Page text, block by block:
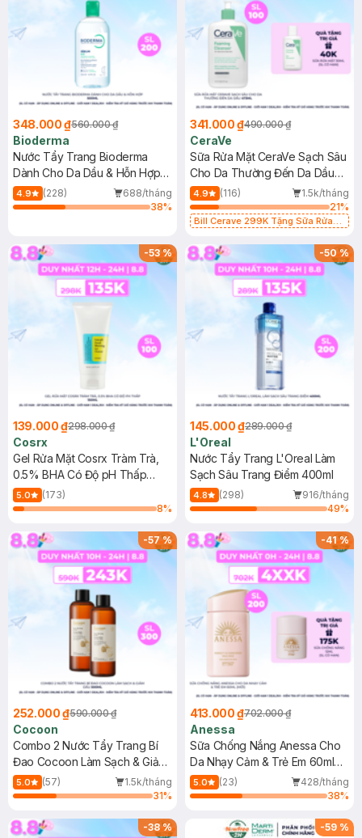
348.000 ₫560.000 ₫
Bioderma
Nước Tẩy Trang Bioderma
Dành Cho Da Dầu & Hỗn Hợp
500ml
4.9 (228)
688/tháng
38%
341.000 ₫490.000 ₫
CeraVe
Sữa Rửa Mặt CeraVe Sạch Sâu
Cho Da Thường Đến Da Dầu
473ml
4.9 (116)
1.5k/tháng
21%
Bill Cerave 299K Tặng Sữa Rửa
-53%
139.000 ₫298.000 ₫
Cosrx
Gel Rửa Mặt Cosrx Tràm Trà,
0.5% BHA Có Độ pH Thấp
150ml
5.0
(173)
8%
-50%
145.000 ₫289.000 ₫
L'Oreal
Nước Tẩy Trang L'Oreal Làm
Sạch Sâu Trang Điểm 400ml
4.8 (298)
916/tháng
49%
-57%
252.000 ₫590.000 ₫
Cocoon
Combo 2 Nước Tẩy Trang Bí
Đao Cocoon Làm Sạch & Giảm
Dầu 500ml
5.0 (57)
1.5k/tháng
31%
-41%
413.000 ₫702.000 ₫
Anessa
Sữa Chống Nắng Anessa Cho
Da Nhạy Cảm & Trẻ Em 60ml
(Mới)
5.0 (23)
428/tháng
38%
-38% -59 %